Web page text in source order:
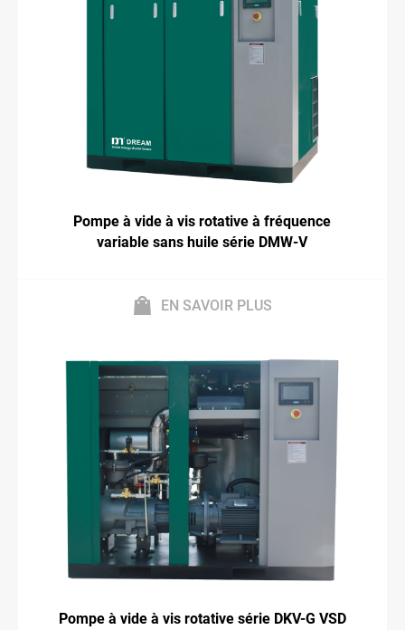
Pompe à vide à vis rotative à fréquence
variable sans huile série DMW-V
EN SAVOIR PLUS
Pompe à vide à vis rotative série DKV-G VSD